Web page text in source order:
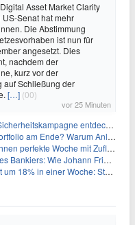
Asset Market Clarity
Senat hat mehr
Die Abstimmung
ist nun für
angesetzt. Dies
nachdem der
kurz vor der
auf Schließung der
[…] (00)
vor 25 Minuten
fast 5.000 Softwareprobleme in 390 Projekten
Warum Anleger jetzt radikal umdenken müssen
Woche mit Zuflüssen auf 3-Monats-Hoch
Friedrich Städel sein Imperium unsterblich machte
Woche: Steht ein Kurs von $0,30 bevor?